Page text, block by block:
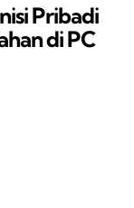
Pribadi
di PC